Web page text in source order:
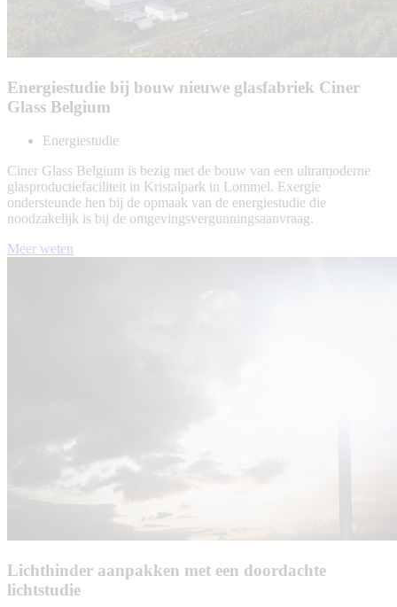
Energiestudie bij bouw nieuwe glasfabriek Ciner
Glass Belgium
Energiestudie
Ciner Glass Belgium is bezig met de bouw van een ultramoderne
glasproductiefaciliteit in Kristalpark in Lommel. Exergie
ondersteunde hen bij de opmaak van de energiestudie die
noodzakelijk is bij de omgevingsvergunningsaanvraag.
Meer weten
Lichthinder aanpakken met een doordachte
lichtstudie